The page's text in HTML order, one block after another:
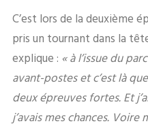
C’est lors de la deuxième
pris un tournant dans la
explique : « à l’issue du
avant-postes et c’est là
deux épreuves fortes. Et
j’avais mes chances. Voire